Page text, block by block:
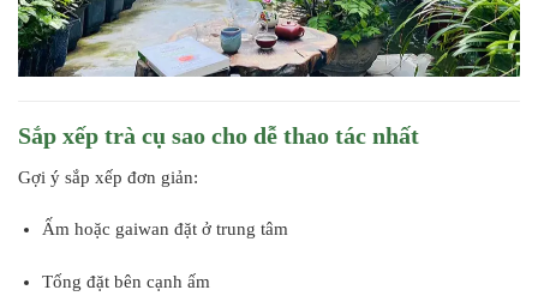
Sắp xếp trà cụ sao cho dễ thao tác nhất
Gợi ý sắp xếp đơn giản:
Ấm hoặc gaiwan đặt ở trung tâm
Tống đặt bên cạnh ấm